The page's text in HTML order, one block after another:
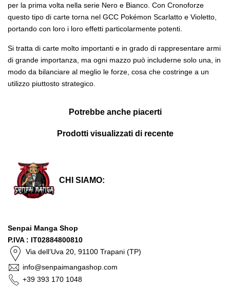
per la prima volta nella serie Nero e Bianco. Con Cronoforze
questo tipo di carte torna nel GCC Pokémon Scarlatto e Violetto,
portando con loro i loro effetti particolarmente potenti.
Si tratta di carte molto importanti e in grado di rappresentare armi
di grande importanza, ma ogni mazzo può includerne solo una, in
modo da bilanciare al meglio le forze, cosa che costringe a un
utilizzo piuttosto strategico.
Potrebbe anche piacerti
Prodotti visualizzati di recente
CHI SIAMO:
Senpai Manga Shop
P.IVA : IT02884800810
Via dell’Uva 20, 91100 Trapani (TP)
info@senpaimangashop.com
+39 393 170 1048